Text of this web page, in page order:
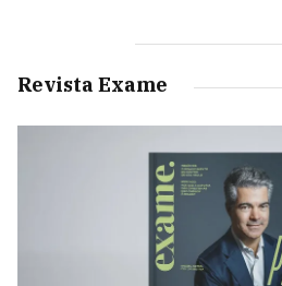
Revista Exame